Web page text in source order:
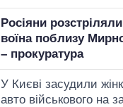
Росіяни
воїна поблизу
– прокуратура
У Києві засудили
авто військового на